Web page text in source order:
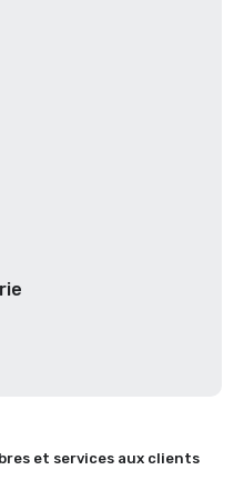
et services aux clients